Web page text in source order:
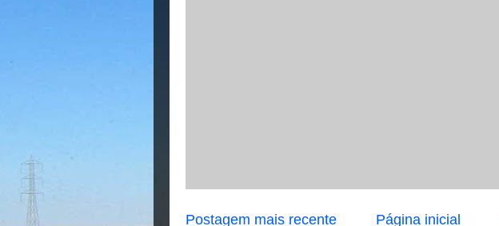
Postagem mais recente Página inicial